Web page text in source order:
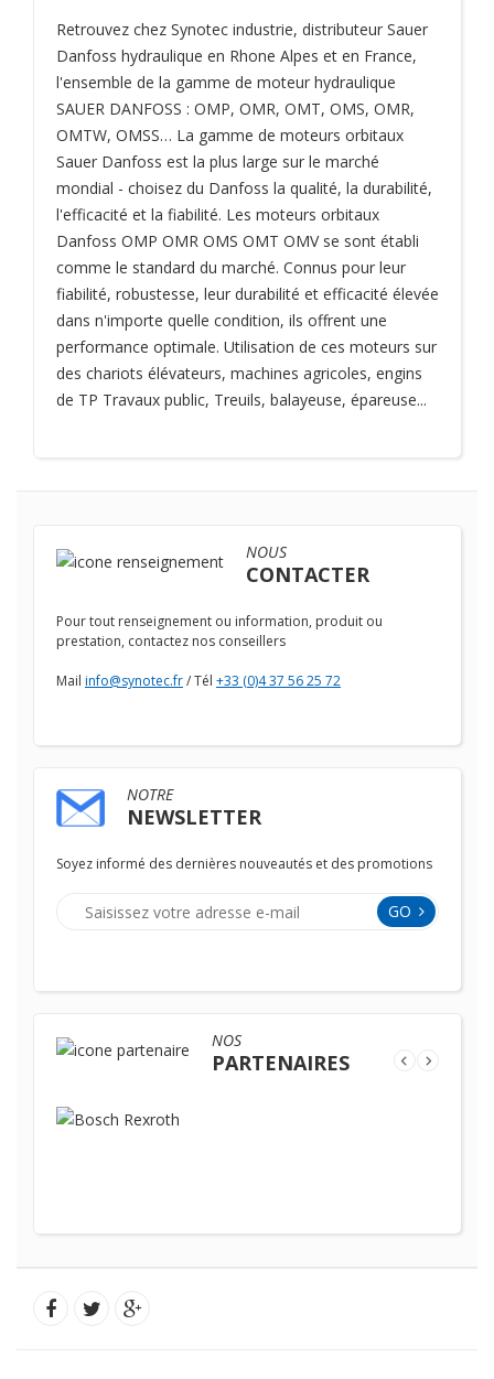
Retrouvez chez Synotec industrie, distributeur Sauer
Danfoss hydraulique en Rhone Alpes et en France,
l'ensemble de la gamme de moteur hydraulique
SAUER DANFOSS : OMP, OMR, OMT, OMS, OMR,
OMTW, OMSS… La gamme de moteurs orbitaux
Sauer Danfoss est la plus large sur le marché
mondial - choisez du Danfoss la qualité, la durabilité,
l'efficacité et la fiabilité. Les moteurs orbitaux
Danfoss OMP OMR OMS OMT OMV se sont établi
comme le standard du marché. Connus pour leur
fiabilité, robustesse, leur durabilité et efficacité élevée
dans n'importe quelle condition, ils offrent une
performance optimale. Utilisation de ces moteurs sur
des chariots élévateurs, machines agricoles, engins
de TP Travaux public, Treuils, balayeuse, épareuse...
NOUS
CONTACTER
Pour tout renseignement ou information, produit ou
prestation, contactez nos conseillers
Mail info@synotec.fr/ Tél +33 (0)4 37 56 25 72
NOTRE
NEWSLETTER
Soyez informé des dernières nouveautés et des promotions
GO
NOS
PARTENAIRES